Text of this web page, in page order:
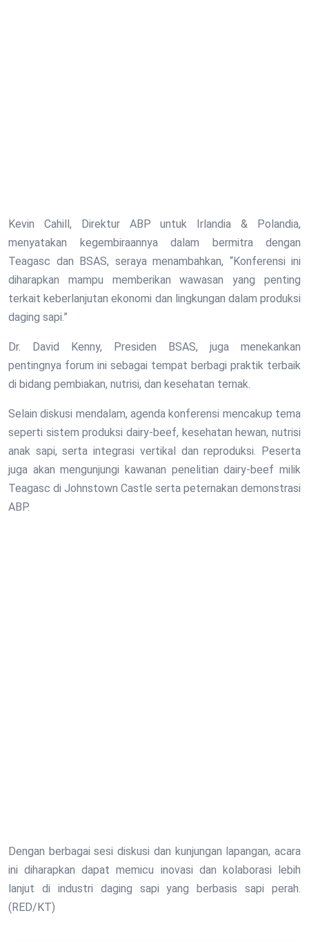
Kevin Cahill, Direktur ABP untuk Irlandia & Polandia,
menyatakan kegembiraannya dalam bermitra dengan
Teagasc dan BSAS, seraya menambahkan, “Konferensi ini
diharapkan mampu memberikan wawasan yang penting
terkait keberlanjutan ekonomi dan lingkungan dalam produksi
daging sapi.”
Dr. David Kenny, Presiden BSAS, juga menekankan
pentingnya forum ini sebagai tempat berbagi praktik terbaik
di bidang pembiakan, nutrisi, dan kesehatan ternak.
Selain diskusi mendalam, agenda konferensi mencakup tema
seperti sistem produksi dairy-beef, kesehatan hewan, nutrisi
anak sapi, serta integrasi vertikal dan reproduksi. Peserta
juga akan mengunjungi kawanan penelitian dairy-beef milik
Teagasc di Johnstown Castle serta peternakan demonstrasi
ABP.
Dengan berbagai sesi diskusi dan kunjungan lapangan, acara
ini diharapkan dapat memicu inovasi dan kolaborasi lebih
lanjut di industri daging sapi yang berbasis sapi perah.
(RED/KT)